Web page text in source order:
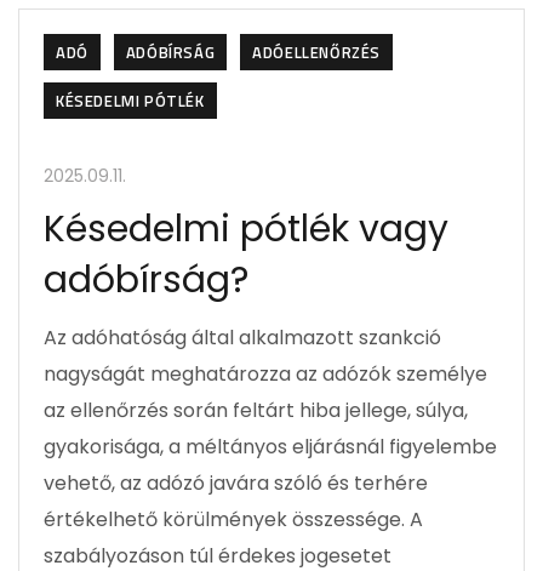
ADÓ ADÓBÍRSÁG
ADÓELLENŐRZÉS
KÉSEDELMI PÓTLÉK
2025.09.11.
Késedelmi pótlék vagy
adóbírság?
Az adóhatóság által alkalmazott szankció
nagyságát meghatározza az adózók személye
az ellenőrzés során feltárt hiba jellege, súlya,
gyakorisága, a méltányos eljárásnál figyelembe
vehető, az adózó javára szóló és terhére
értékelhető körülmények összessége. A
szabályozáson túl érdekes jogesetet